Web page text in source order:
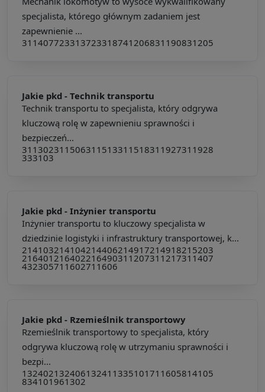
specjalista, którego głównym zadaniem jest
zapewnienie ...
311407723313723318741206831190831205
Jakie pkd - Technik transportu
Technik transportu to specjalista, który odgrywa
kluczową rolę w zapewnieniu sprawności i
bezpieczeń...
311302311506311513311518311927311928
333103
Jakie pkd - Inżynier transportu
Inżynier transportu to kluczowy specjalista w
dziedzinie logistyki i infrastruktury transportowej, k...
214103214104214406214917214918215203
216401 216402216490311207311217311407
432305711602711606
Jakie pkd - Rzemieślnik transportowy
Rzemieślnik transportowy to specjalista, który
odgrywa kluczową rolę w utrzymaniu sprawności i
bezpi...
132402132406132411335101711605814105
834101 961302